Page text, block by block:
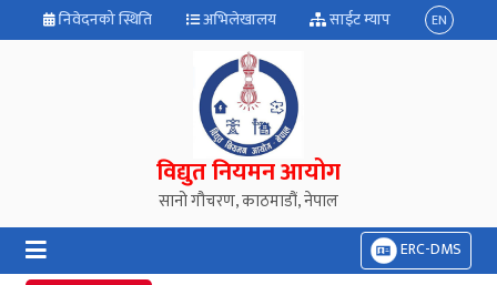
निवेदनको स्थिति अभिलेखालय साईट म्याप EN
विद्युत नियमन आयोग
सानो गौचरण, काठमाडौं, नेपाल
ERC-DMS